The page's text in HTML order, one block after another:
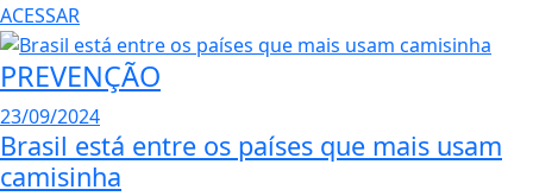
ACESSAR
PREVENÇÃO
23/09/2024
Brasil está entre os países que mais usam
camisinha